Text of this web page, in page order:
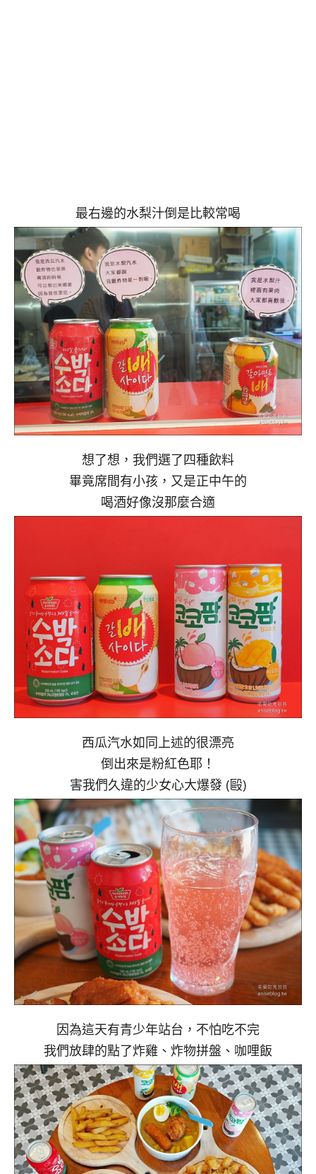
最右邊的水梨汁倒是比較常喝
想了想，我們選了四種飲料
畢竟席間有小孩，又是正中午的
喝酒好像沒那麼合適
西瓜汽水如同上述的很漂亮
倒出來是粉紅色耶！
害我們久違的少女心大爆發 (毆)
因為這天有青少年站台，不怕吃不完
我們放肆的點了炸雞、炸物拼盤、咖哩飯